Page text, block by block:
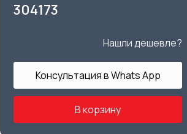
304173
Нашли дешевле?
Консультация в Whats App
В корзину